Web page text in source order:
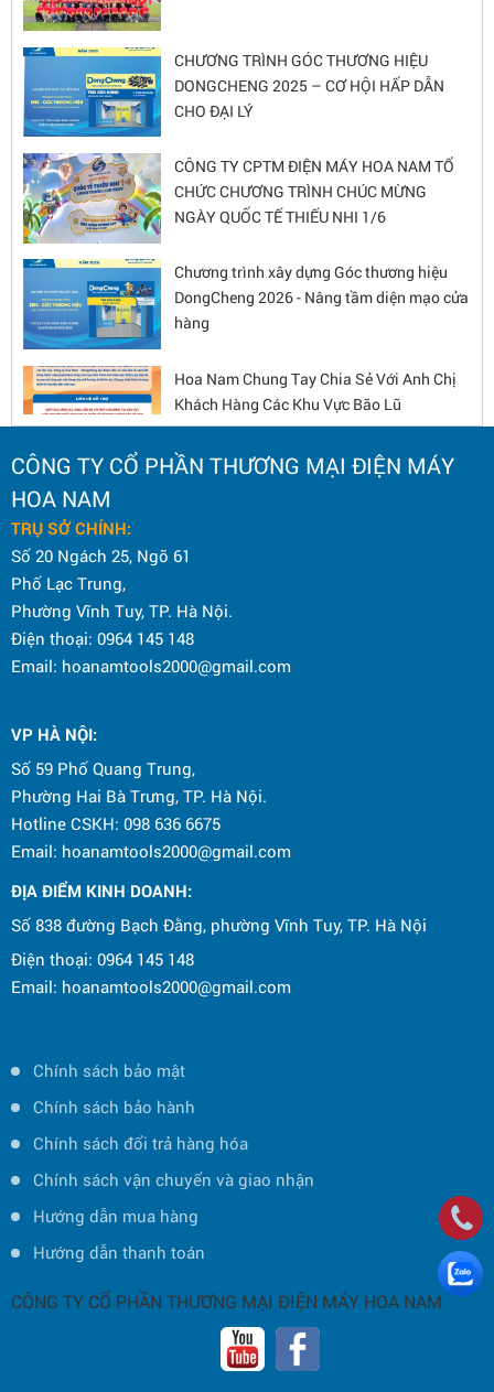
DONGCHENG 2025 – CƠ HỘI HẤP DẪN
CHO ĐẠI LÝ
CHỨC CHƯƠNG TRÌNH CHÚC MỪNG
NGÀY QUỐC TẾ THIẾU NHI 1/6
DongCheng 2026 - Nâng tầm diện mạo cửa
hàng
Khách Hàng Các Khu Vực Bão Lũ
KỶ NIỆM 80 NĂM CÁCH MẠNG THÁNG
CHƯƠNG TRÌNH GÓC THƯƠNG HIỆU
CHO ĐẠI LÝ
CÔNG TY CPTM ĐIỆN MÁY HOA NAM TỔ
CÔNG TY CỔ PHẦN THƯƠNG MẠI ĐIỆN MÁY
HOA NAM
TRỤ SỞ CHÍNH:
Số 20 Ngách 25, Ngõ 61
Phố Lạc Trung,
Phường Vĩnh Tuy, TP. Hà Nội.
Điện thoại: 0964 145 148
Email: hoanamtools2000@gmail.com
VP HÀ NỘI:
Số 59 Phố Quang Trung,
Phường Hai Bà Trưng, TP. Hà Nội.
Hotline CSKH: 098 636 6675
Email: hoanamtools2000@gmail.com
ĐỊA ĐIỂM KINH DOANH:
Số 838 đường Bạch Đằng, phường Vĩnh Tuy, TP. Hà Nội
Điện thoại: 0964 145 148
Email: hoanamtools2000@gmail.com
Chính sách bảo mật
Chính sách bảo hành
Chính sách đổi trả hàng hóa
Chính sách vận chuyển và giao nhận
Hướng dẫn mua hàng
Hướng dẫn thanh toán
CÔNG TY CỔ PHẦN THƯƠNG MẠI ĐIỆN MÁY HOA NAM